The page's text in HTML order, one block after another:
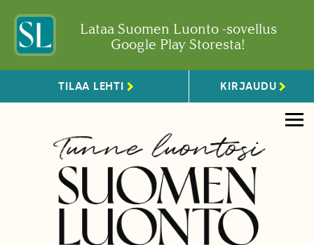
Lataa Suomen Luonto -sovellus
Google Play Storesta!
TILAA LEHTI KIRJAUDU